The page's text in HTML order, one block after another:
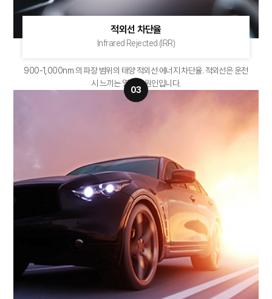
적외선 차단율
Infrared Rejected (IRR)
900-1,000nm 의 파장 범위의 태양 적외선 에너지 차단율. 적외선은운전
시 느끼는 열의 주원인입니다.
03